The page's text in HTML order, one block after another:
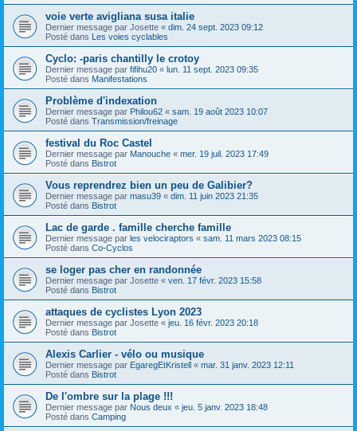
voie verte avigliana susa italie
Dernier message par Josette « dim. 24 sept. 2023 09:12
Posté dans Les voies cyclables
Cyclo: -paris chantilly le crotoy
Dernier message par fifihu20 « lun. 11 sept. 2023 09:35
Posté dans Manifestations
Problème d'indexation
Dernier message par Philou62 « sam. 19 août 2023 10:07
Posté dans Transmission/freinage
festival du Roc Castel
Dernier message par Manouche « mer. 19 juil. 2023 17:49
Posté dans Bistrot
Vous reprendrez bien un peu de Galibier?
Dernier message par masu39 « dim. 11 juin 2023 21:35
Posté dans Bistrot
Lac de garde . famille cherche famille
Dernier message par les velociraptors « sam. 11 mars 2023 08:15
Posté dans Co-Cyclos
se loger pas cher en randonnée
Dernier message par Josette « ven. 17 févr. 2023 15:58
Posté dans Bistrot
attaques de cyclistes Lyon 2023
Dernier message par Josette « jeu. 16 févr. 2023 20:18
Posté dans Bistrot
Alexis Carlier - vélo ou musique
Dernier message par EgaregEtKristell « mar. 31 janv. 2023 12:11
Posté dans Bistrot
De l'ombre sur la plage !!!
Dernier message par Nous deux « jeu. 5 janv. 2023 18:48
Posté dans Camping